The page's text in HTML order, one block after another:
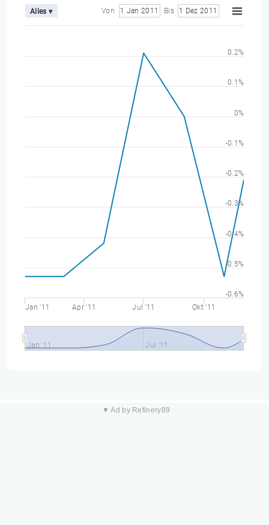
Alles ▾ Von 1 Jan 2011 Bis 1 Dez 2011
Jan '11 Apr '11 Jul '11 Okt '11
Jan '11 Jul '11
-0.6%
-0.5%
-0.4%
-0.3%
-0.2%
-0.1%
0%
0.1%
0.2%
▼ Ad by Refinery89